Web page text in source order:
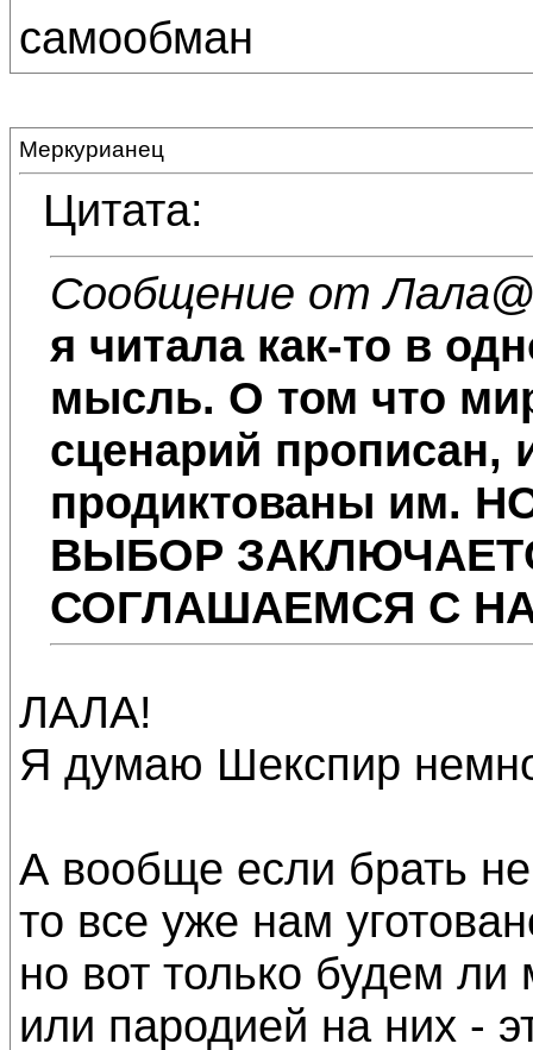
самообман
Меркурианец
Цитата:
Сообщение от Лала
я читала как-то в
мысль. О том что
сценарий прописан,
продиктованы им.
ВЫБОР
СОГЛАШАЕМСЯ С
ЛАЛА!
Я думаю Шекспир
А вообще если брать
то все уже нам
но вот только будем
или пародией на них -